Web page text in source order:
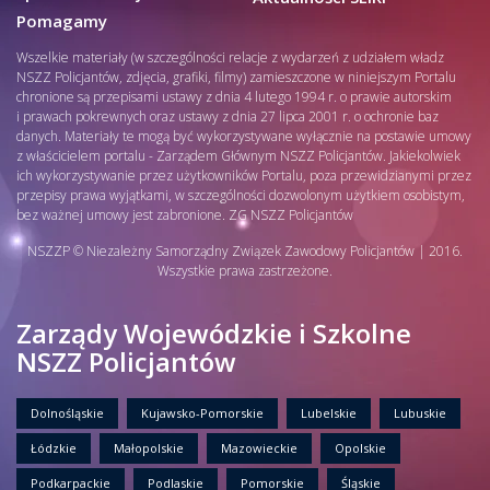
Pomagamy
Wszelkie materiały (w szczególności relacje z wydarzeń z udziałem władz
NSZZ Policjantów, zdjęcia, grafiki, filmy) zamieszczone w niniejszym Portalu
chronione są przepisami ustawy z dnia 4 lutego 1994 r. o prawie autorskim
i prawach pokrewnych oraz ustawy z dnia 27 lipca 2001 r. o ochronie baz
danych. Materiały te mogą być wykorzystywane wyłącznie na postawie umowy
z właścicielem portalu - Zarządem Głównym NSZZ Policjantów. Jakiekolwiek
ich wykorzystywanie przez użytkowników Portalu, poza przewidzianymi przez
przepisy prawa wyjątkami, w szczególności dozwolonym użytkiem osobistym,
bez ważnej umowy jest zabronione. ZG NSZZ Policjantów
NSZZP © Niezależny Samorządny Związek Zawodowy Policjantów | 2016.
Wszystkie prawa zastrzeżone.
Zarządy Wojewódzkie i Szkolne
NSZZ Policjantów
Dolnośląskie Kujawsko-Pomorskie Lubelskie Lubuskie
Łódzkie Małopolskie Mazowieckie Opolskie
Podkarpackie Podlaskie Pomorskie Śląskie